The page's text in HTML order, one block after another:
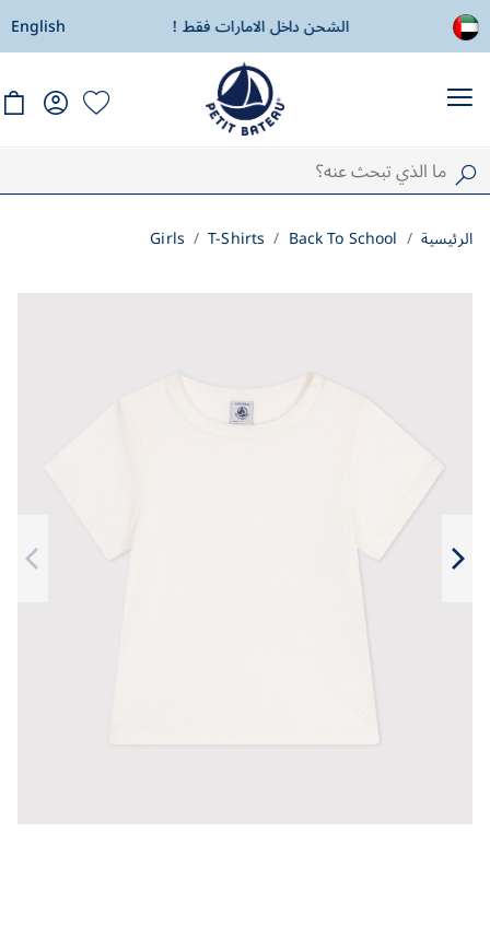
الشحن داخل الامارات فقط ! هدية
English
الرئيسية Back To School
T-Shirts
Girls